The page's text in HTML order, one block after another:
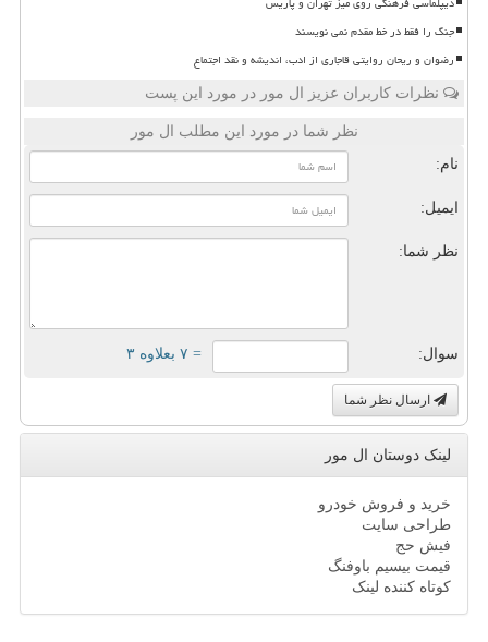
جنگ را فقط در خط مقدم نمی نویسند
رضوان و ریحان روایتی قاجاری از ادب، اندیشه و نقد اجتماع
نظرات کاربران عزیز ال مور در مورد این پست
نظر شما در مورد این مطلب ال مور
نام:
ایمیل:
نظر شما:
سوال: = ۷ بعلاوه ۳
ارسال نظر شما
لینک دوستان ال مور
خرید و فروش خودرو
طراحی سایت
فیش حج
قیمت بیسیم باوفنگ
کوتاه کننده لینک